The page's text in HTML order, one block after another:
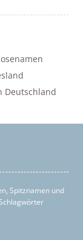
Deutschland
Spitznamen und